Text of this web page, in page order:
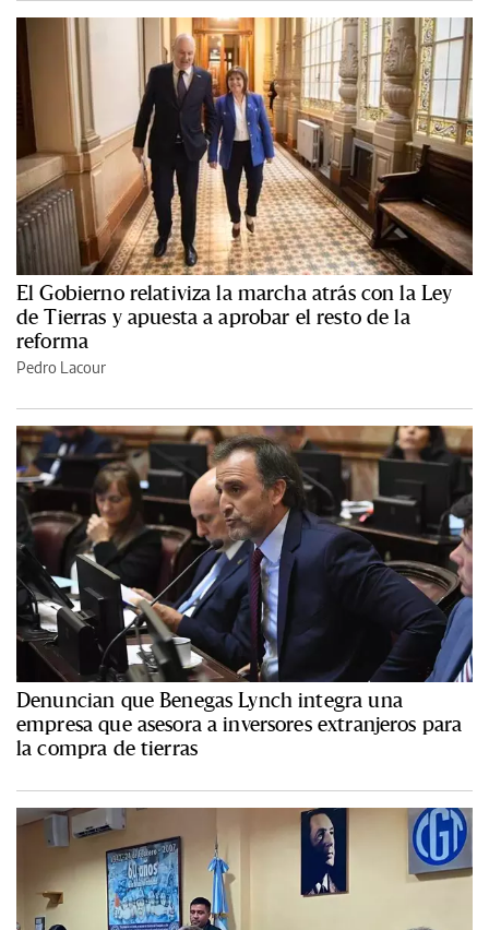
El Gobierno relativiza la marcha atrás con la Ley
de Tierras y apuesta a aprobar el resto de la
reforma
Pedro Lacour
Denuncian que Benegas Lynch integra una
empresa que asesora a inversores extranjeros para
la compra de tierras